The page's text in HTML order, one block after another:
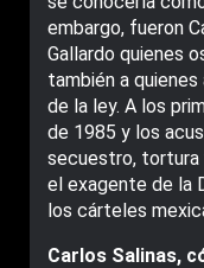
embargo, fueron
Gallardo quienes
también a
de la ley. A los
de 1985 y los
secuestro, tortura
el exagente de la
los cárteles
Carlos Salinas,